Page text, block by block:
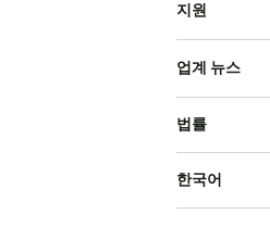
지원
업계 뉴스
법률
한국어